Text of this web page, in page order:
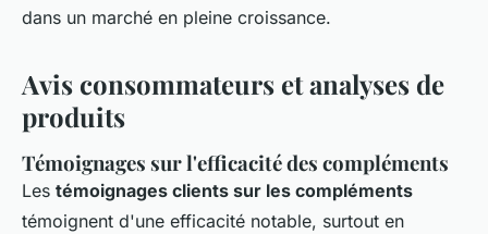
dans un marché en pleine croissance.
Avis consommateurs et analyses de
produits
Témoignages sur l'efficacité des compléments
Les témoignages clients sur les compléments
témoignent d'une efficacité notable, surtout en